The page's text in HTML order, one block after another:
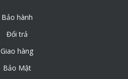
Bảo hành
Đổi trả
Giao hàng
Bảo Mật